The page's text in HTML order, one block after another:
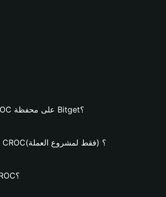
كيفية إنشاء محفظة CROC على محفظة Bitget؟
كيف يُمكن شراء عملات CROC؟ (فقط لمشروع العملة)
ما هي أفضل محفظة CROC؟